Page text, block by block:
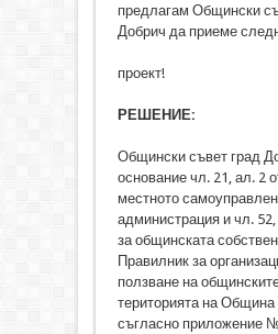
предлагам Общински
Добрич да приеме
проект!
РЕШЕНИЕ:
Общински съвет град
основание чл. 21, ал. 2
местното
администрация и чл.
за общинската
Правилник за
ползване на
територията на Община
съгласно приложение